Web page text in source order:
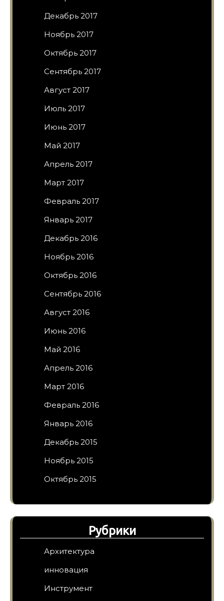
Декабрь 2017
Ноябрь 2017
Октябрь 2017
Сентябрь 2017
Август 2017
Июль 2017
Июнь 2017
Май 2017
Апрель 2017
Март 2017
Февраль 2017
Январь 2017
Декабрь 2016
Ноябрь 2016
Октябрь 2016
Сентябрь 2016
Август 2016
Июнь 2016
Май 2016
Апрель 2016
Март 2016
Февраль 2016
Январь 2016
Декабрь 2015
Ноябрь 2015
Октябрь 2015
Рубрики
Архитектура
инновация
Инструмент